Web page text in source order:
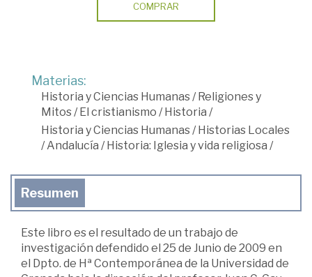
COMPRAR
Materias:
Historia y Ciencias Humanas/Religiones y
Mitos/El cristianismo /Historia /
Historia y Ciencias Humanas/Historias Locales
/Andalucía /Historia: Iglesia y vida religiosa /
Resumen
Este libro es el resultado de un trabajo de
investigación defendido el 25 de Junio de 2009 en
el Dpto. de Hª Contemporánea de la Universidad de